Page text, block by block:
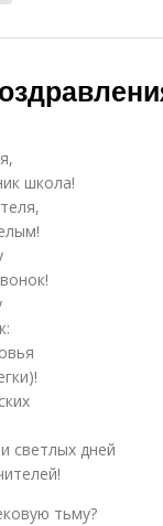
школа!
светлых дней
тьму?